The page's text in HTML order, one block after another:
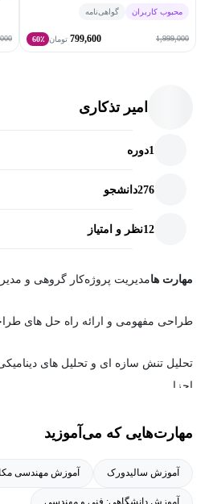
محبوب کاربران گواهی‌نامه
1,999,000
799,600 تومان 60٪
امیر تذکاری
1دوره
276دانشجو
12نظر و امتیاز
مهارت هامدیریت پروژهکار گروهی و
طراحی مفهومی و ارائه راه حل های
تحلیل تنش سازه ای و تحلیل های
اجزا
مدلسازی سه بعدی با نرم افزارهای
ساخت و تولید و کنترل کیفیتآنالیز قیمت
مهارت‌هایی که می‌آموزید
آموزش سالیدورک آموزش مهندسی
آموزش دانشگاهی: فنی و مهندسی